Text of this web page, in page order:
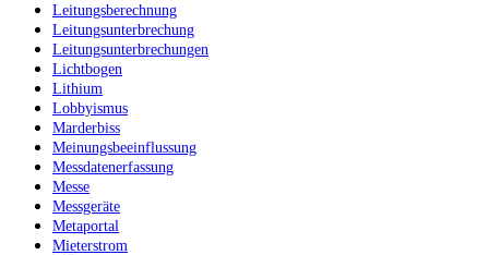
Leitungsberechnung
Leitungsunterbrechung
Leitungsunterbrechungen
Lichtbogen
Lithium
Lobbyismus
Marderbiss
Meinungsbeeinflussung
Messdatenerfassung
Messe
Messgeräte
Metaportal
Mieterstrom